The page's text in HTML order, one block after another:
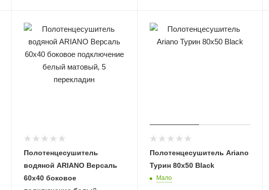
Полотенцесушитель
водяной ARIANO Версаль
60х40 боковое
Полотенцесушитель Ariano
Турин 80х50 Black
Мало